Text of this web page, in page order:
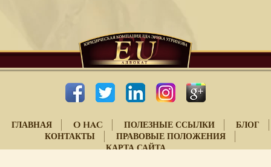
ГЛАВНАЯ O HAC ПОЛЕЗНЫЕ ССЫЛКИ
БЛОГ
КОНТАКТЫ
ПРАВОВЫЕ ПОЛОЖЕНИЯ
КАРТА САЙТА